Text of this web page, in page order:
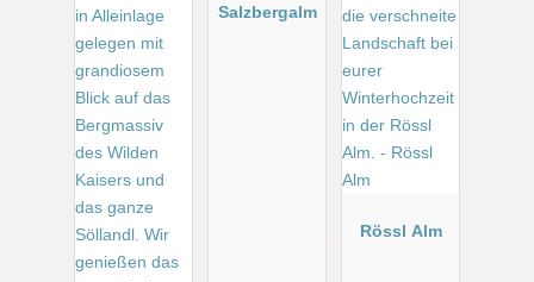
Salzbergalm
Rössl Alm